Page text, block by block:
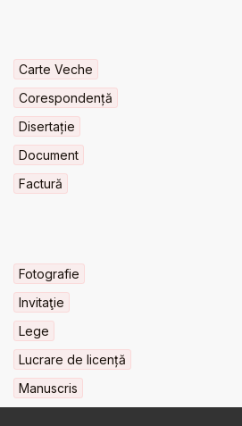
Carte Veche
Corespondență
Disertație
Document
Factură
Fotografie
Invitaţie
Lege
Lucrare de licență
Manuscris